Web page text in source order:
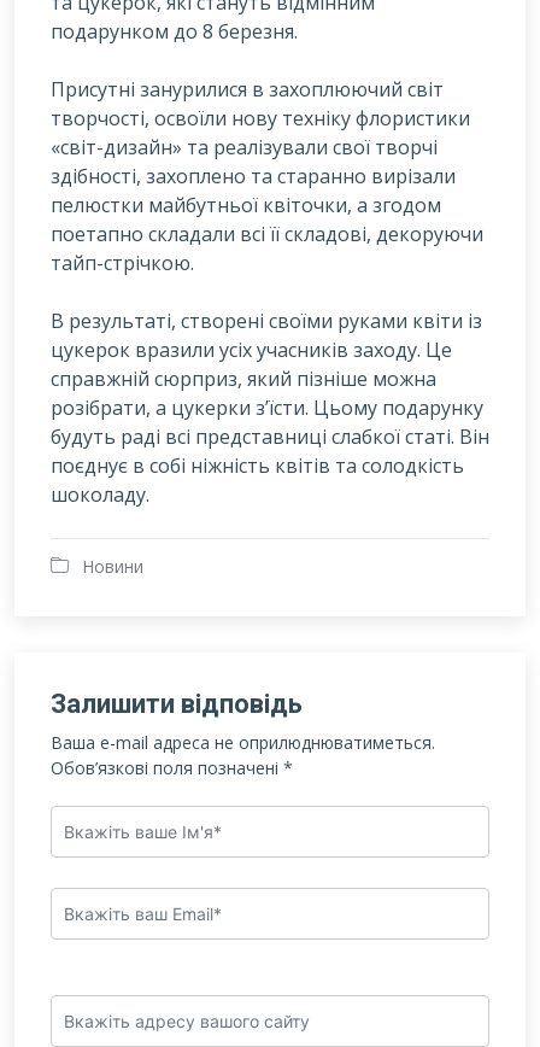
подарунком до 8 березня.
Присутні занурилися в захоплюючий світ
творчості, освоїли нову техніку флористики
«світ-дизайн» та реалізували свої творчі
здібності, захоплено та старанно вирізали
пелюстки майбутньої квіточки, а згодом
поетапно складали всі її складові, декоруючи
тайп-стрічкою.
В результаті, створені своїми руками квіти із
цукерок вразили усіх учасників заходу. Це
справжній сюрприз, який пізніше можна
розібрати, а цукерки з’їсти. Цьому подарунку
будуть раді всі представниці слабкої статі. Він
поєднує в собі ніжність квітів та солодкість
шоколаду.
Новини
Залишити відповідь
Ваша e-mail адреса не оприлюднюватиметься.
Обов’язкові поля позначені *